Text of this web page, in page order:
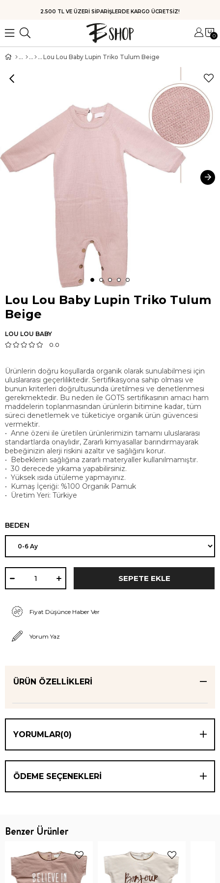
HIZLI KARGO
0
Lou Lou Baby Lupin Triko Tulum Beige
Lou Lou Baby Lupin Triko Tulum
Beige
LOU LOU BABY
0.0
Ürünlerin doğru koşullarda organik olarak sunulabilmesi için
uluslararası geçerliliktedir. Sertifikasyona sahip olması ve
bunun kriterleri doğrultusunda üretilmesi ve denetlenmesi
gerekmektedir. Bu neden ile GOTS sertifikasının amacı ham
maddelerin toplanmasından ürünlerin bitimine kadar, tüm
süreci denetlemek ve tüketiciye organik ürün güvencesi
vermektir.
• Anne özeni ile üretilen ürünlerimizin tamamı uluslararası
standartlarda onaylıdır, Zararlı kimyasallar barındırmayarak
bebeğinizin alerji riskini azaltır ve sağlığını korur.
• Bebeklerin sağlığına zararlı materyaller kullanılmamıştır.
• 30 derecede yıkama yapabilirsiniz.
• Yüksek ısıda ütüleme yapmayınız.
• Kumaş İçeriği: %100 Organik Pamuk
• Üretim Yeri: Türkiye
BEDEN
Fiyat Düşünce Haber Ver
Yorum Yaz
ÜRÜN ÖZELLIKLERI
YORUMLAR(0)
ÖDEME SEÇENEKLERI
Benzer Ürünler